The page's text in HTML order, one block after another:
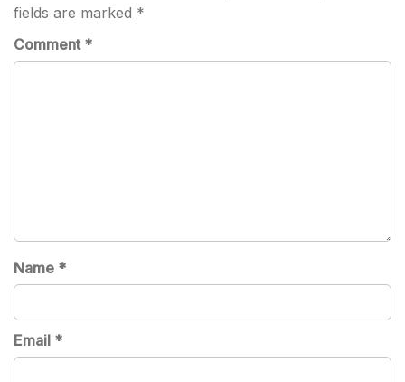
fields are marked *
Comment *
Name *
Email *